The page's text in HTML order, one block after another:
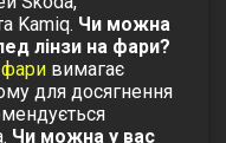
Kamiq. Чи можна
лінзи на фари?
фари вимагає
для досягнення
Чи можна у вас